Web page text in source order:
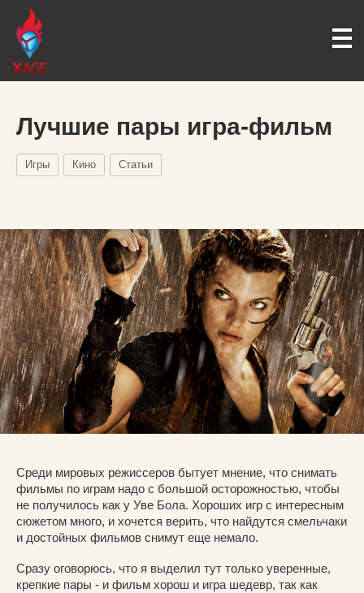
Лучшие пары игра-фильм
Игры Кино Статьи
Среди мировых режиссеров бытует мнение, что снимать
фильмы по играм надо с большой осторожностью, чтобы
не получилось как у Уве Бола. Хороших игр с интересным
сюжетом много, и хочется верить, что найдутся смельчаки
и достойных фильмов снимут еще немало.
Сразу оговорюсь, что я выделил тут только уверенные,
крепкие пары - и фильм хорош и игра шедевр, так как